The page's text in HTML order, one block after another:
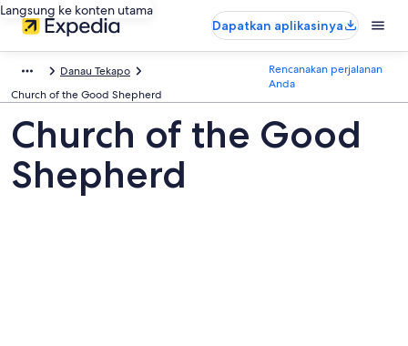
Langsung ke konten utama
Dapatkan aplikasinya
Danau Tekapo
Church of the Good Shepherd
Rencanakan perjalanan
Anda
Church of the Good
Shepherd